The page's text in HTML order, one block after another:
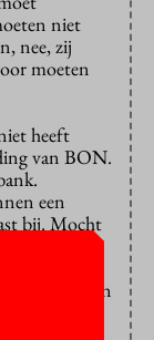
niet
nee, zij
moeten
heeft
van BON.
een
bij. Mocht
dat uit
een
zal duren dan